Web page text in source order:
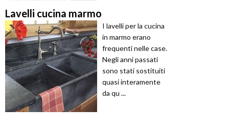
Lavelli cucina marmo
I lavelli per la cucina
in marmo erano
frequenti nelle case.
Negli anni passati
sono stati sostituiti
quasi interamente
da qu ...